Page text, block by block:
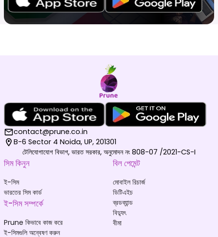
contact@prune.co.in
B-6 Sector 4 Noida, UP, 201301
টেলিযোগাযোগ বিভাগ, ভারত সরকার, অনুমোদন নং 808-07 /2021-CS-I
সিম কিনুন
ই-সিম
ভারতের সিম কার্ড
ই-সিম সম্পর্কে
Prune কিভাবে কাজ করে
ই-সিমগুলি অন্বেষণ করুন
বিল পেমেন্ট
মোবাইল রিচার্জ
ডিটিএইচ
ব্রডব্যান্ড
বিদ্যুৎ
বীমা